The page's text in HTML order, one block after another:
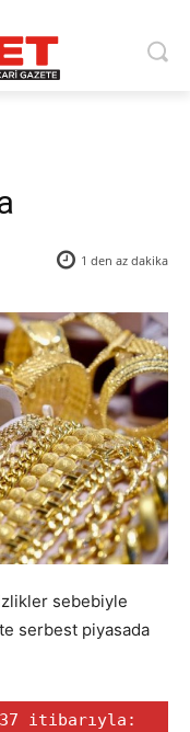
1 den az dakika
sebebiyle
serbest piyasada
itibarıyla: